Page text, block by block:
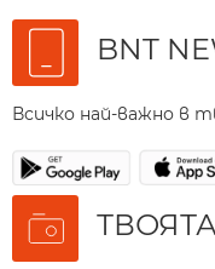
BNT
Всичко най-важно в